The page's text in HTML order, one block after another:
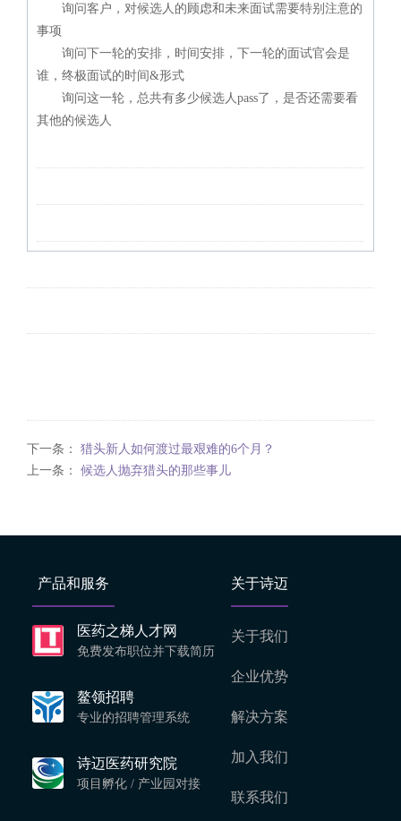
询问客户，对候选人的顾虑和未来面试需要特别注意的
事项
询问下一轮的安排，时间安排，下一轮的面试官会是
谁，终极面试的时间&形式
询问这一轮，总共有多少候选人pass了，是否还需要看
其他的候选人
下一条： 猎头新人如何渡过最艰难的6个月？
上一条： 候选人抛弃猎头的那些事儿
产品和服务
医药之梯人才网
免费发布职位并下载简历
鳌领招聘
专业的招聘管理系统
诗迈医药研究院
项目孵化 / 产业园对接
关于诗迈
关于我们
企业优势
解决方案
加入我们
联系我们